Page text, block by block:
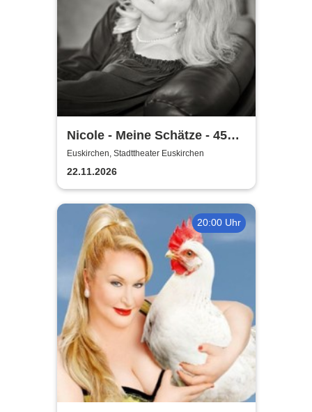
Nicole - Meine Schätze - 45
Jahre Jubiläumstour
Euskirchen, Stadttheater Euskirchen
22.11.2026
20:00 Uhr